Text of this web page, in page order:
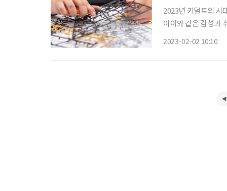
2023년 키덜트의
아이와 같은 감성과
2023-02-02 10:10